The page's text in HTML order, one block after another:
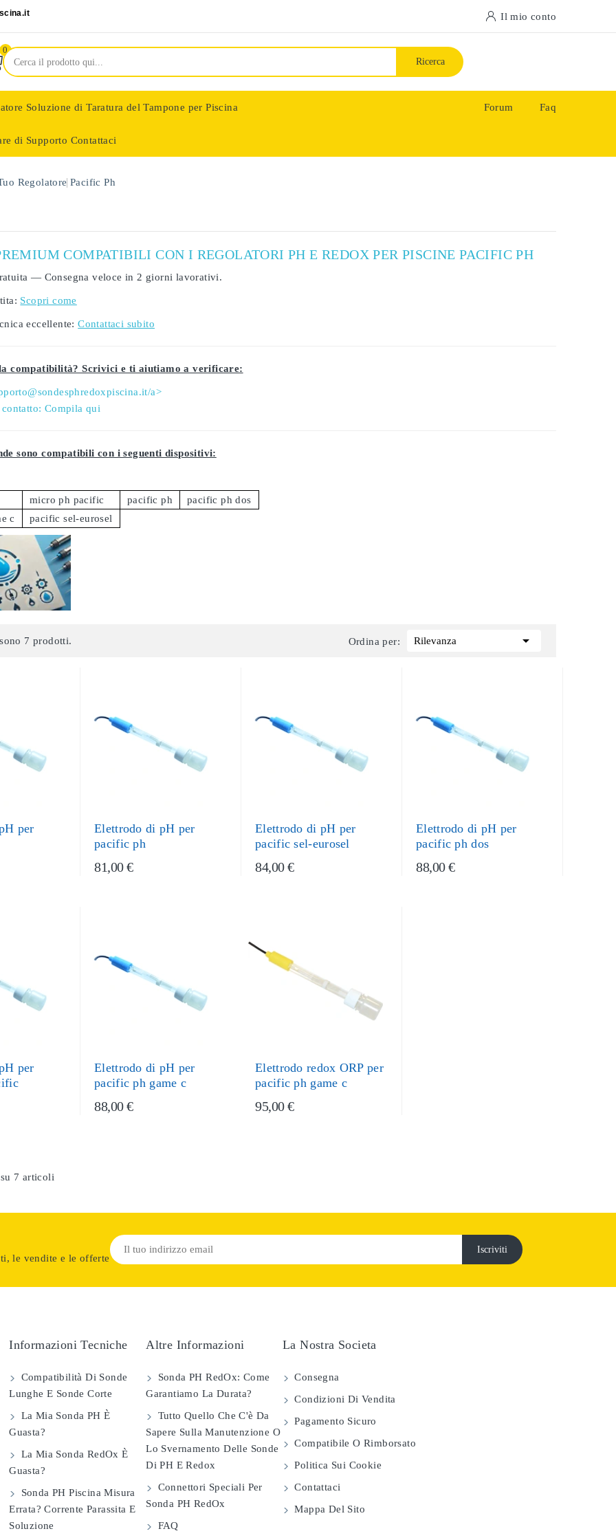
Il mio conto
0
Ricerca
Soluzione di Taratura del Tampone per Piscina
di Supporto Contattaci
Forum Faq
Regolatore Pacific Ph
COMPATIBILI CON I REGOLATORI PH E REDOX PER PISCINE PACIFIC PH
— Consegna veloce in 2 giorni lavorativi.
Scopri come
eccellente: Contattaci subito
compatibilità? Scrivici e ti aiutiamo a verificare:
a>
Compila qui
sono compatibili con i seguenti dispositivi:
micro ph pacific pacific ph
pacific ph dos
c
pacific sel-eurosel
7 prodotti. Ordina per: Rilevanza 
per
Elettrodo di pH per
pacific ph
81,00 €
Elettrodo di pH per
pacific sel-eurosel
84,00 €
Elettrodo di pH per
pacific ph dos
88,00 €
per
Elettrodo di pH per
pacific ph game c
88,00 €
Elettrodo redox ORP per
pacific ph game c
95,00 €
7 articoli
le vendite e le offerte
Informazioni Tecniche
Compatibilità Di Sonde
Lunghe E Sonde Corte
La Mia Sonda PH È
Guasta?
La Mia Sonda RedOx È
Guasta?
Sonda PH Piscina Misura
Errata? Corrente Parassita E
Soluzione
Altre Informazioni
Sonda PH RedOx: Come
Garantiamo La Durata?
Tutto Quello Che C'è Da
Sapere Sulla Manutenzione O
Lo Svernamento Delle Sonde
Di PH E Redox
Connettori Speciali Per
Sonda PH RedOx
FAQ
La Nostra Societa
Consegna
Condizioni Di Vendita
Pagamento Sicuro
Compatibile O Rimborsato
Politica Sui Cookie
Contattaci
Mappa Del Sito